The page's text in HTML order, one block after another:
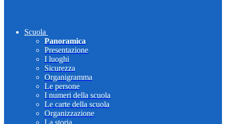
Scuola
Panoramica
Presentazione
I luoghi
Sicurezza
Organigramma
Le persone
I numeri della scuola
Le carte della scuola
Organizzazione